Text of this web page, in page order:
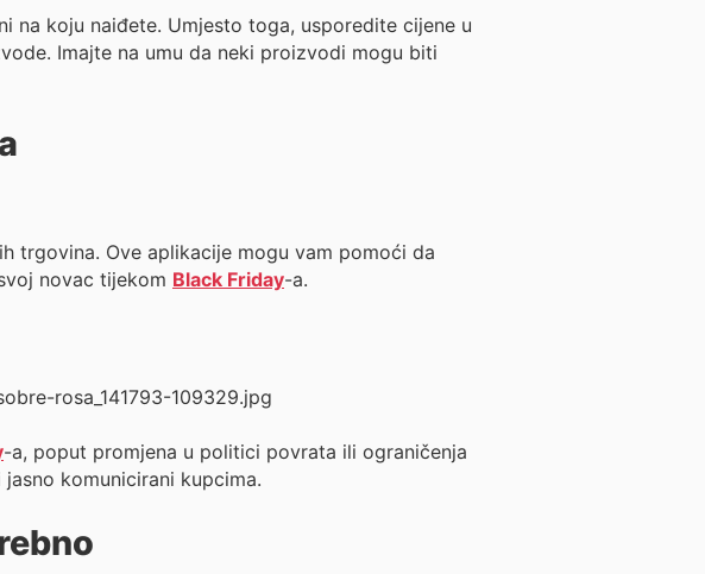
na koju naiđete. Umjesto toga, usporedite cijene u
Imajte na umu da neki proizvodi mogu biti
trgovina. Ove aplikacije mogu vam pomoći da
novac tijekom Black Friday-a.
-a, poput promjena u politici povrata ili ograničenja
komunicirani kupcima.